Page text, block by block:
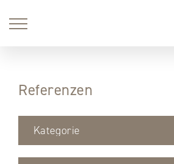
Referenzen
Kategorie